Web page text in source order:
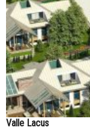
Valle Lacus